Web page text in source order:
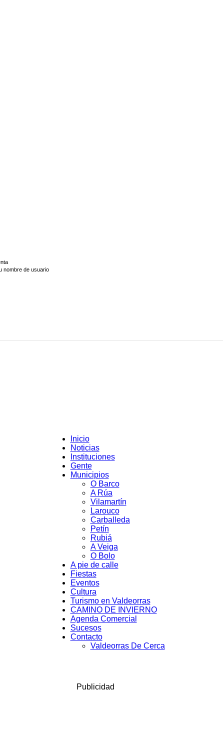
nombre de usuario
Valdeorrasdecerca
Inicio
Noticias
Instituciones
Gente
Municipios
O Barco
A Rúa
Vilamartín
Larouco
Carballeda
Petín
Rubiá
A Veiga
O Bolo
A pie de calle
Fiestas
Eventos
Cultura
Turismo en Valdeorras
CAMINO DE INVIERNO
Agenda Comercial
Sucesos
Contacto
Valdeorras De Cerca
Publicidad